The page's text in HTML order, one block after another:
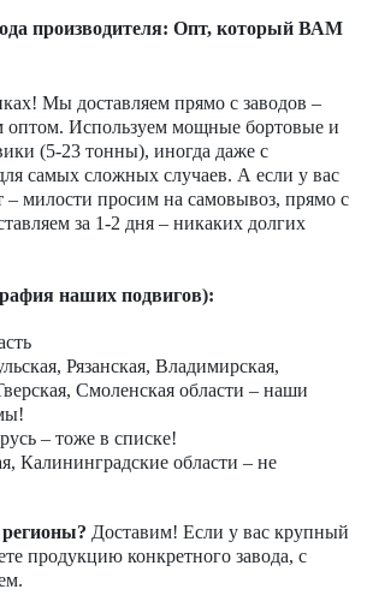
производителя: Опт, который ВАМ
Мы доставляем прямо с заводов –
Используем мощные бортовые и
(5-23 тонны), иногда даже с
самых сложных случаев. А если у вас
– милости просим на самовывоз, прямо с
за 1-2 дня – никаких долгих
наших подвигов):
Рязанская, Владимирская,
Смоленская области – наши
– тоже в списке!
Калининградские области – не
регионы? Доставим! Если у вас крупный
продукцию конкретного завода, с